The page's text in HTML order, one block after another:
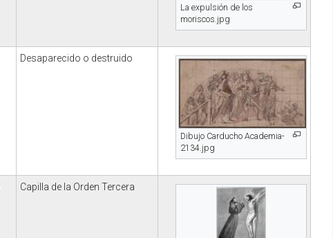
La expulsión de los
moriscos.jpg
Desaparecido o destruido
Dibujo Carducho Academia-
2134.jpg
Capilla de la Orden Tercera